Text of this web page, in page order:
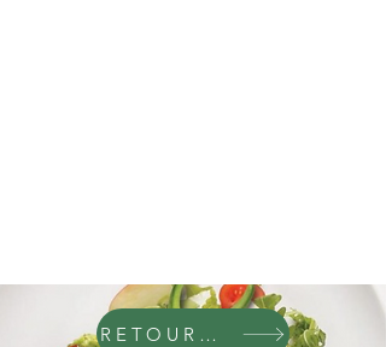
RETOURNER SUR LE SITE